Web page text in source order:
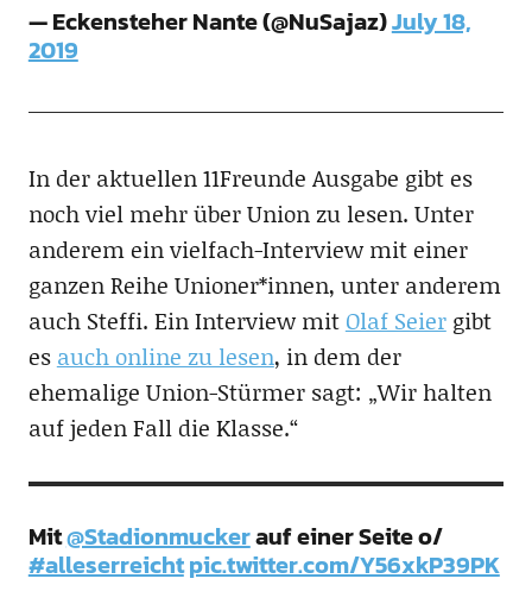
— Eckensteher Nante (@NuSajaz)July 18,
2019
In der aktuellen 11Freunde Ausgabe gibt es
noch viel mehr über Union zu lesen. Unter
anderem ein vielfach-Interview mit einer
ganzen Reihe Unioner*innen, unter anderem
auch Steffi. Ein Interview mit Olaf Seiergibt
es auch online zu lesen, in dem der
ehemalige Union-Stürmer sagt: „Wir halten
auf jeden Fall die Klasse.“
Mit@Stadionmuckerauf einer Seite o/
#alleserreichtpic.twitter.com/Y56xkP39PK